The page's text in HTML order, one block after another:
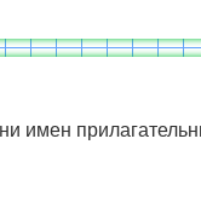
имен